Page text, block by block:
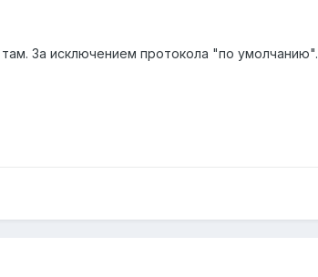
За исключением протокола "по умолчанию".